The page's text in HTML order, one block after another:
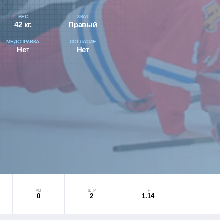
ВЕС
42 кг.
ХВАТ
Правый
МЕДСПРАВКА
Нет
СОГЛАСИЕ
Нет
АМ
0
ШТР
2
ТР
1.14